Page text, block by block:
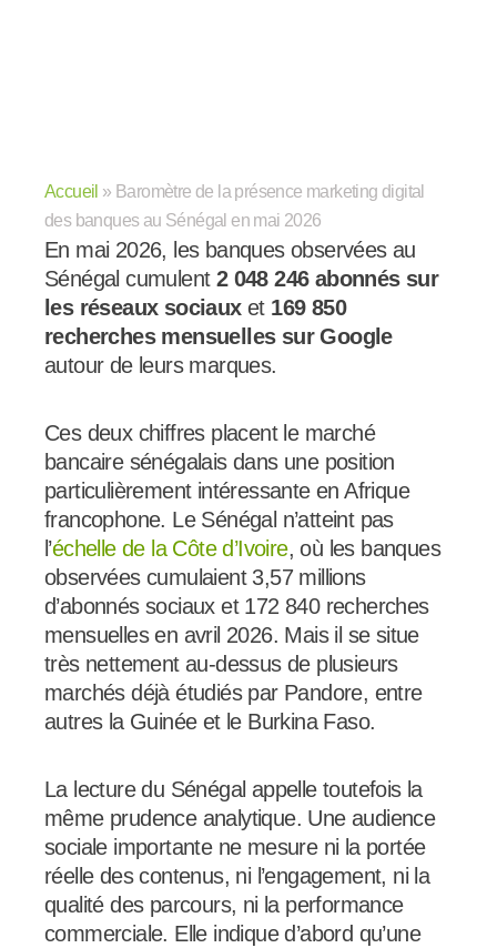
Accueil » Baromètre de la présence marketing digital
des banques au Sénégal en mai 2026
En mai 2026, les banques observées au
Sénégal cumulent 2 048 246 abonnés sur
les réseaux sociauxet 169 850
recherches mensuelles sur Google
autour de leurs marques.
Ces deux chiffres placent le marché
bancaire sénégalais dans une position
particulièrement intéressante en Afrique
francophone. Le Sénégal n’atteint pas
l’échelle de la Côte d’Ivoire, où les banques
observées cumulaient 3,57 millions
d’abonnés sociaux et 172 840 recherches
mensuelles en avril 2026. Mais il se situe
très nettement au-dessus de plusieurs
marchés déjà étudiés par Pandore, entre
autres la Guinée et le Burkina Faso.
La lecture du Sénégal appelle toutefois la
même prudence analytique. Une audience
sociale importante ne mesure ni la portée
réelle des contenus, ni l’engagement, ni la
qualité des parcours, ni la performance
commerciale. Elle indique d’abord qu’une